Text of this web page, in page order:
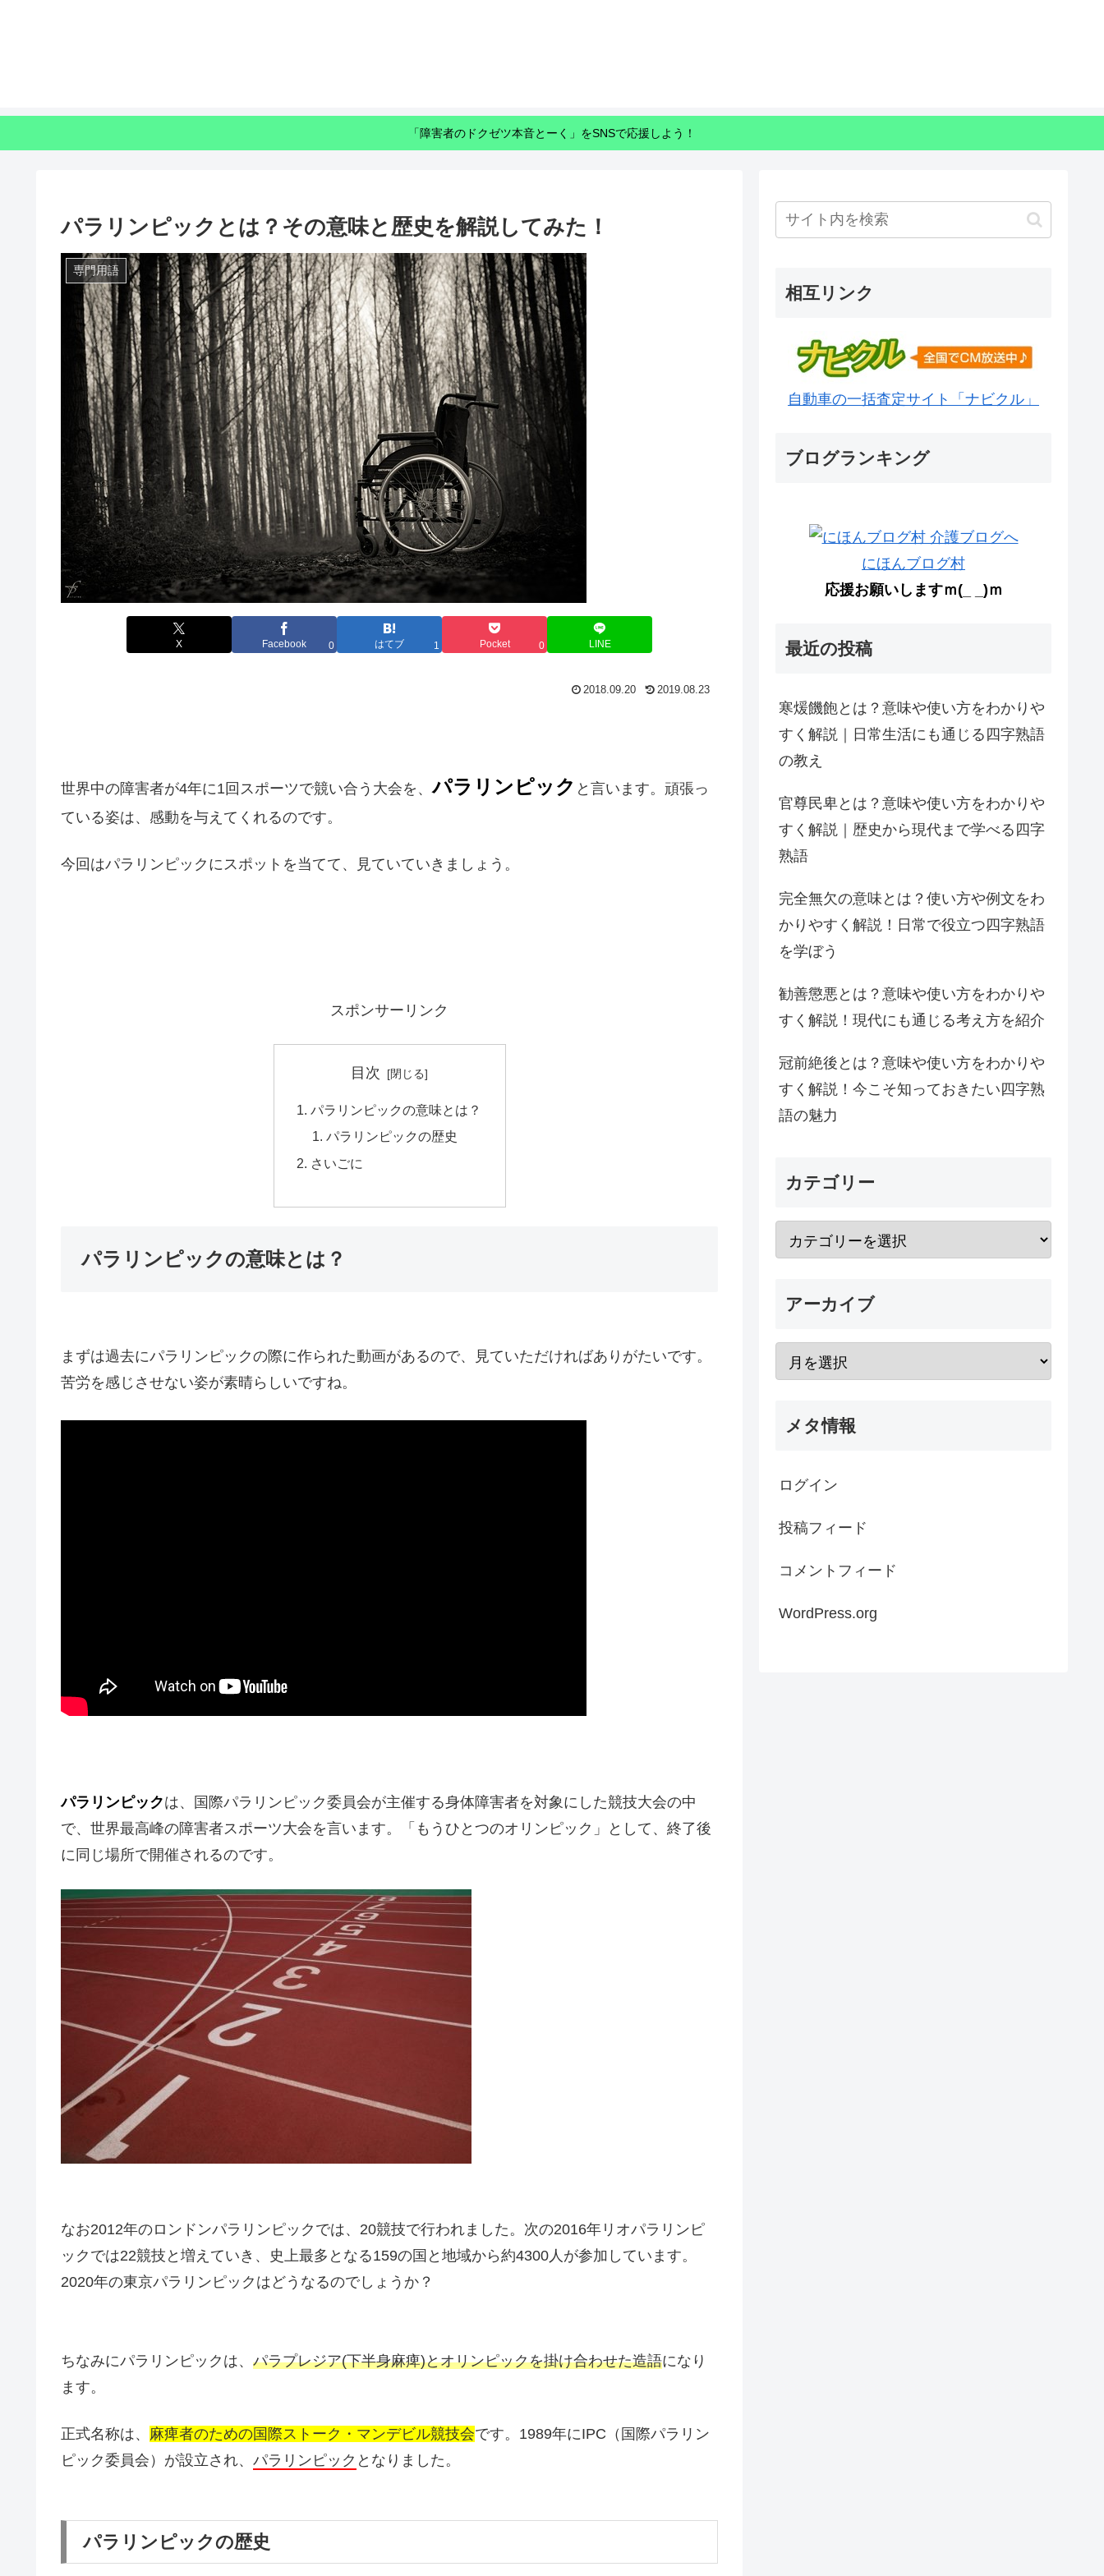
「障害者のドクゼツ本音とーく」をSNSで応援しよう！
パラリンピックとは？その意味と歴史を解説してみた！
専門用語
X Facebook 0 はてブ 1 Pocket 0 LINE
2018.09.20 2019.08.23
世界中の障害者が4年に1回スポーツで競い合う大会を、パラリンピック と言います。頑張っ
ている姿は、感動を与えてくれるのです。
今回はパラリンピックにスポットを当てて、見ていていきましょう。
スポンサーリンク
目次
パラリンピックの意味とは？
パラリンピックの歴史
さいごに
パラリンピックの意味とは？
まずは過去にパラリンピックの際に作られた動画があるので、見ていただければありがたいです。
苦労を感じさせない姿が素晴らしいですね。
パラリンピックは、国際パラリンピック委員会が主催する身体障害者を対象にした競技大会の中
で、世界最高峰の障害者スポーツ大会を言います。「もうひとつのオリンピック」として、終了後
に同じ場所で開催されるのです。
なお2012年のロンドンパラリンピックでは、20競技で行われました。次の2016年リオパラリンピ
ックでは22競技と増えていき、史上最多となる159の国と地域から約4300人が参加しています。
2020年の東京パラリンピックはどうなるのでしょうか？
ちなみにパラリンピックは、 パラプレジア(下半身麻痺)とオリンピックを掛け合わせた造語になり
ます。
正式名称は、 麻痺者のための国際ストーク・マンデビル競技会です。1989年にIPC（国際パラリン
ピック委員会）が設立され、 パラリンピック となりました。
パラリンピックの歴史
相互リンク
自動車の一括査定サイト「ナビクル」
ブログランキング
にほんブログ村
応援お願いしますｍ(_ _)ｍ
最近の投稿
寒煖饑飽とは？意味や使い方をわかりや
すく解説｜日常生活にも通じる四字熟語
の教え
官尊民卑とは？意味や使い方をわかりや
すく解説｜歴史から現代まで学べる四字
熟語
完全無欠の意味とは？使い方や例文をわ
かりやすく解説！日常で役立つ四字熟語
を学ぼう
勧善懲悪とは？意味や使い方をわかりや
すく解説！現代にも通じる考え方を紹介
冠前絶後とは？意味や使い方をわかりや
すく解説！今こそ知っておきたい四字熟
語の魅力
カテゴリー
アーカイブ
メタ情報
ログイン
投稿フィード
コメントフィード
WordPress.org